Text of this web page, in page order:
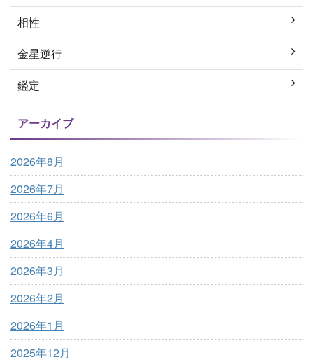
相性
金星逆行
鑑定
アーカイブ
2026年8月
2026年7月
2026年6月
2026年4月
2026年3月
2026年2月
2026年1月
2025年12月